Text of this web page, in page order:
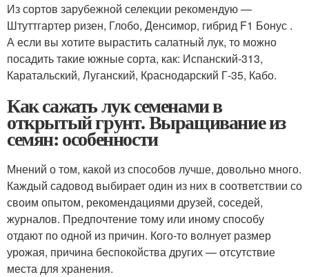
Из сортов зарубежной селекции рекомендую —
Штуттгартер ризен, Глобо, Денсимор, гибрид F1 Бонус .
А если вы хотите вырастить салатный лук, то можно
посадить такие южные сорта, как: Испанский-313,
Каратальский, Луганский, Краснодарский Г-35, Кабо.
Как сажать лук семенами в
открытый грунт. Выращивание из
семян: особенности
Мнений о том, какой из способов лучше, довольно много.
Каждый садовод выбирает один из них в соответствии со
своим опытом, рекомендациями друзей, соседей,
журналов. Предпочтение тому или иному способу
отдают по одной из причин. Кого-то волнует размер
урожая, причина беспокойства других — отсутствие
места для хранения.